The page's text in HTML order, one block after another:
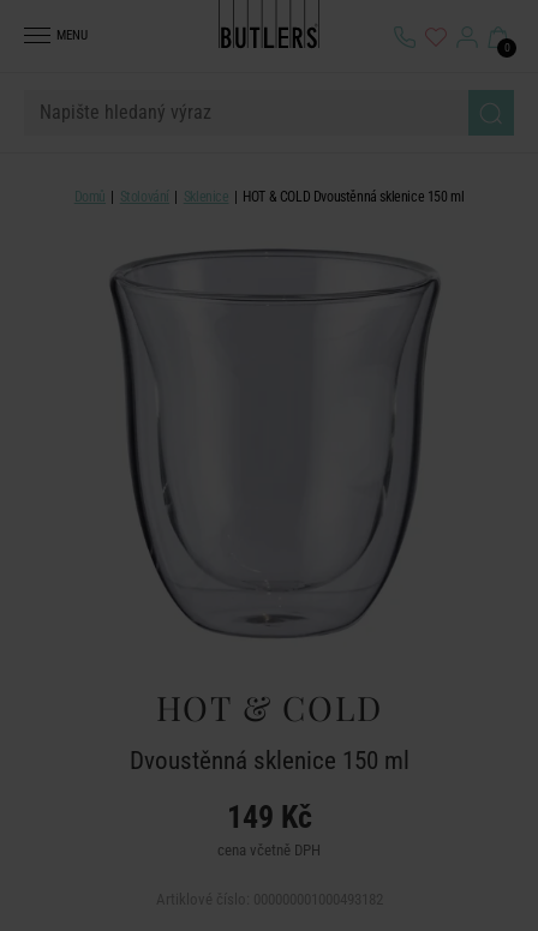
MENU
0
Domů Stolování Sklenice HOT & COLD Dvoustěnná sklenice 150 ml
HOT & COLD
Dvoustěnná sklenice 150 ml
149 Kč
cena včetně DPH